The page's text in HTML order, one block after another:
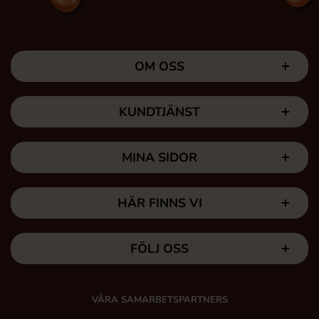
OM OSS
KUNDTJÄNST
MINA SIDOR
HÄR FINNS VI
FÖLJ OSS
VÅRA SAMARBETSPARTNERS